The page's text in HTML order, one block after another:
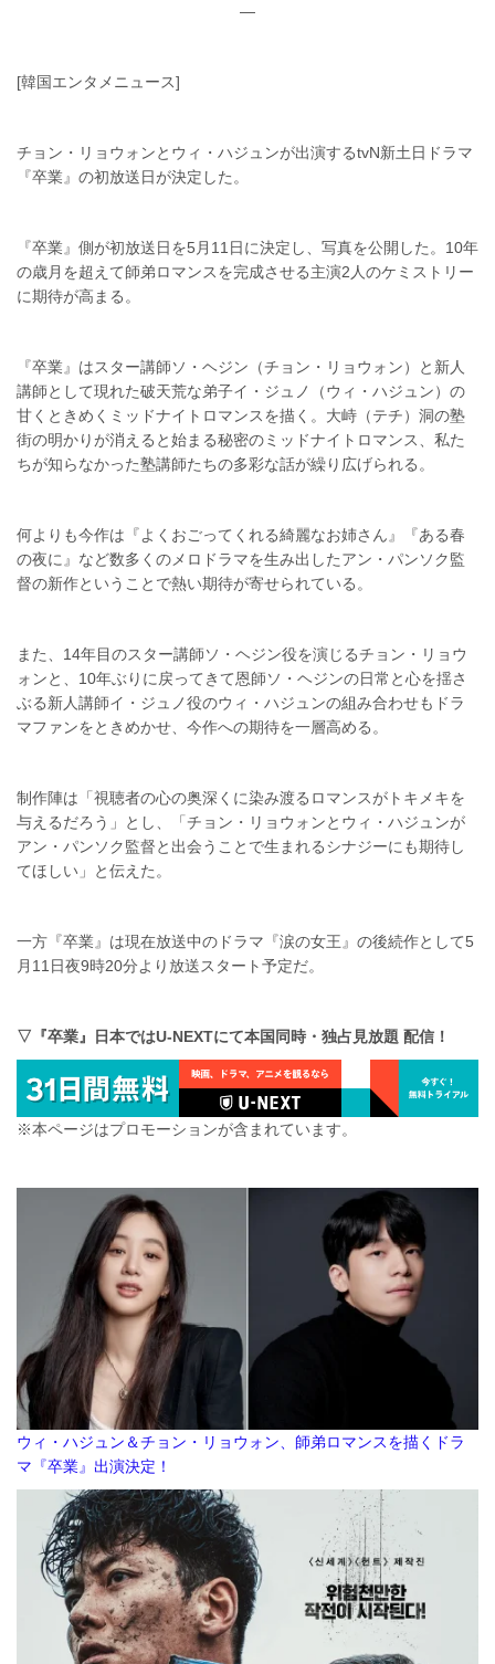
—
[韓国エンタメニュース]
チョン・リョウォンとウィ・ハジュンが出演するtvN新土日ドラマ
『卒業』の初放送日が決定した。
『卒業』側が初放送日を5月11日に決定し、写真を公開した。10年
の歳月を超えて師弟ロマンスを完成させる主演2人のケミストリー
に期待が高まる。
『卒業』はスター講師ソ・ヘジン（チョン・リョウォン）と新人
講師として現れた破天荒な弟子イ・ジュノ（ウィ・ハジュン）の
甘くときめくミッドナイトロマンスを描く。大峙（テチ）洞の塾
街の明かりが消えると始まる秘密のミッドナイトロマンス、私た
ちが知らなかった塾講師たちの多彩な話が繰り広げられる。
何よりも今作は『よくおごってくれる綺麗なお姉さん』『ある春
の夜に』など数多くのメロドラマを生み出したアン・パンソク監
督の新作ということで熱い期待が寄せられている。
また、14年目のスター講師ソ・ヘジン役を演じるチョン・リョウ
ォンと、10年ぶりに戻ってきて恩師ソ・ヘジンの日常と心を揺さ
ぶる新人講師イ・ジュノ役のウィ・ハジュンの組み合わせもドラ
マファンをときめかせ、今作への期待を一層高める。
制作陣は「視聴者の心の奥深くに染み渡るロマンスがトキメキを
与えるだろう」とし、「チョン・リョウォンとウィ・ハジュンが
アン・パンソク監督と出会うことで生まれるシナジーにも期待し
てほしい」と伝えた。
一方『卒業』は現在放送中のドラマ『涙の女王』の後続作として5
月11日夜9時20分より放送スタート予定だ。
▽『卒業』日本ではU-NEXTにて本国同時・独占見放題 配信！
※本ページはプロモーションが含まれています。
ウィ・ハジュン＆チョン・リョウォン、師弟ロマンスを描くドラ
マ『卒業』出演決定！